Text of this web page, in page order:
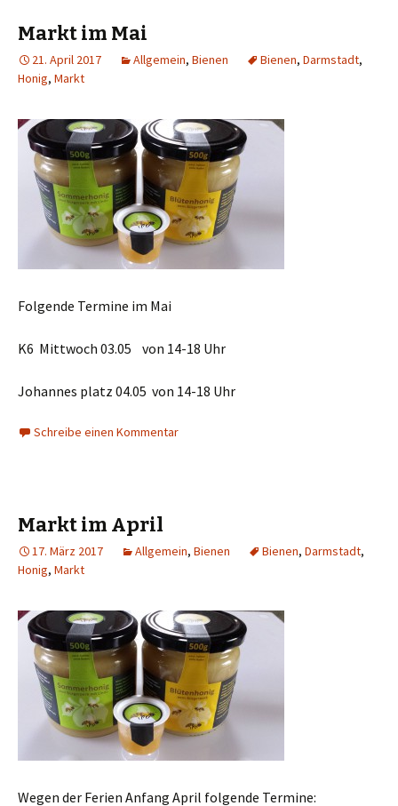
Markt im Mai
21. April 2017 Allgemein, Bienen Bienen, Darmstadt,
Honig, Markt
Folgende Termine im Mai
K6 Mittwoch 03.05 von 14-18 Uhr
Johannes platz 04.05 von 14-18 Uhr
Schreibe einen Kommentar
Markt im April
17. März 2017 Allgemein, Bienen Bienen, Darmstadt,
Honig, Markt
Wegen der Ferien Anfang April folgende Termine: